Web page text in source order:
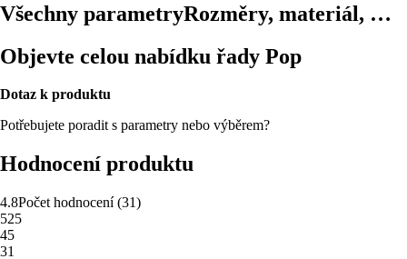
Všechny parametryRozměry, materiál, …
Objevte celou nabídku řady Pop
Dotaz k produktu
Potřebujete poradit s parametry nebo výběrem?
Hodnocení produktu
4.8Počet hodnocení(31)
525
45
31